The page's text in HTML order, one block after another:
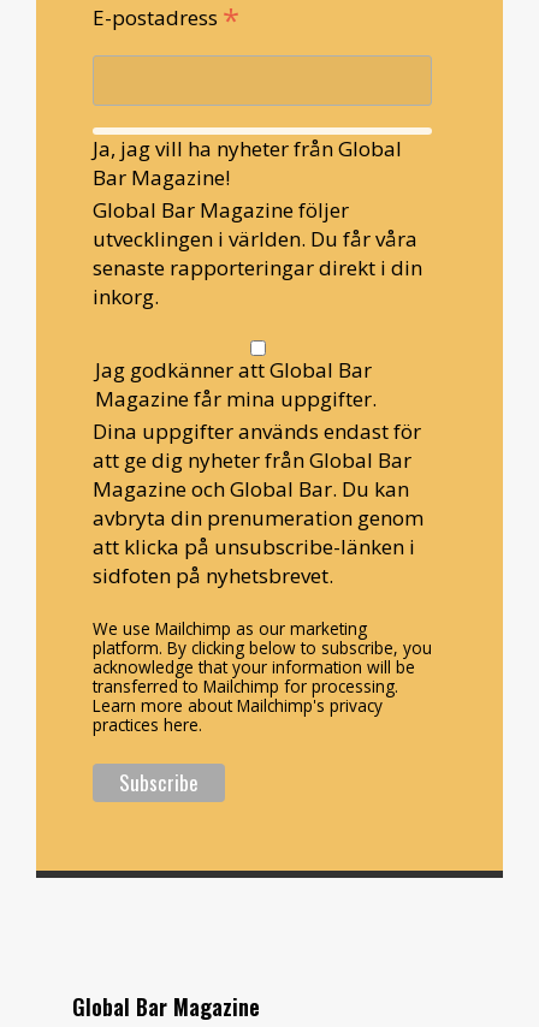
E-postadress *
Ja, jag vill ha nyheter från Global
Bar Magazine!
Global Bar Magazine följer
utvecklingen i världen. Du får våra
senaste rapporteringar direkt i din
inkorg.
Jag godkänner att Global Bar
Magazine får mina uppgifter.
Dina uppgifter används endast för
att ge dig nyheter från Global Bar
Magazine och Global Bar. Du kan
avbryta din prenumeration genom
att klicka på unsubscribe-länken i
sidfoten på nyhetsbrevet.
We use Mailchimp as our marketing
platform. By clicking below to subscribe, you
acknowledge that your information will be
transferred to Mailchimp for processing.
Learn more about Mailchimp's privacy
practices here.
Global Bar Magazine